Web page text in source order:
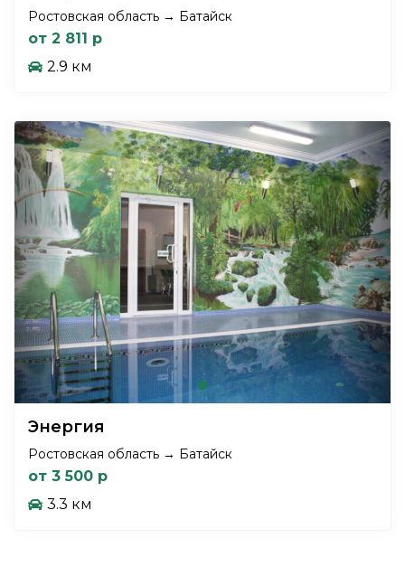
Ростовская область → Батайск
от 2 811 р
2.9 км
Энергия
Ростовская область → Батайск
от 3 500 р
3.3 км